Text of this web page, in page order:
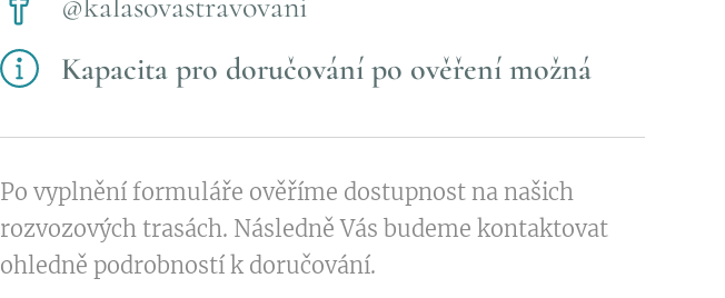
Kapacita pro doručování po ověření možná
Po vyplnění formuláře ověříme dostupnost na našich
rozvozových trasách. Následně Vás budeme kontaktovat
ohledně podrobností k doručování.